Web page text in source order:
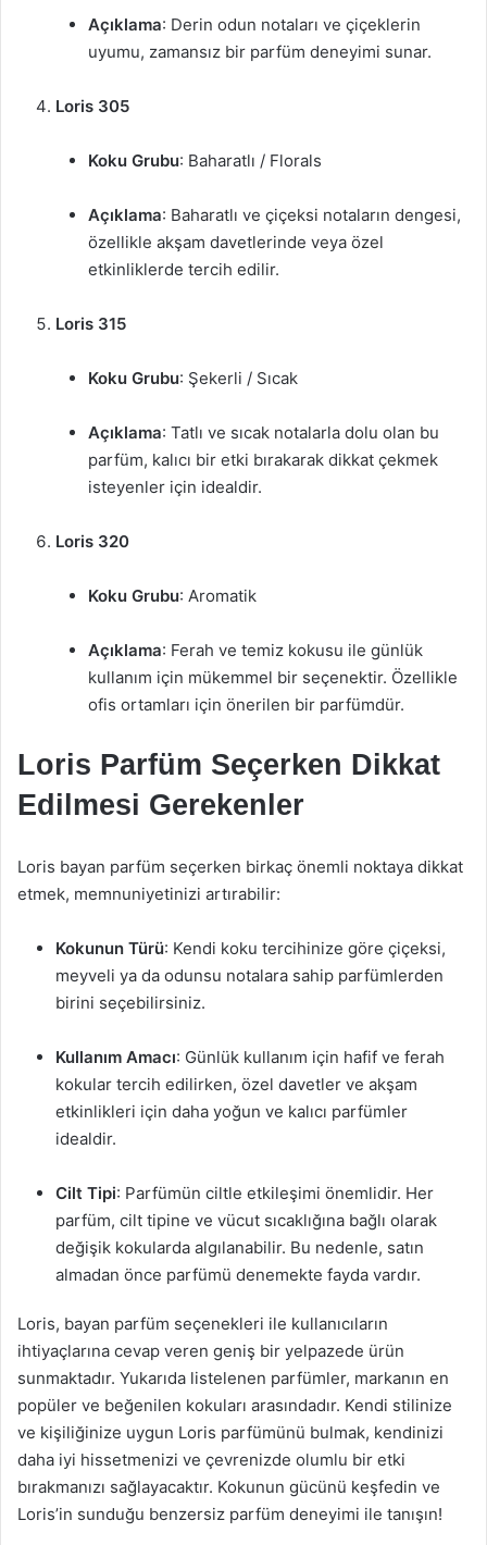
Açıklama: Derin odun notaları ve çiçeklerin
uyumu, zamansız bir parfüm deneyimi sunar.
Loris 305
Koku Grubu: Baharatlı / Florals
Açıklama: Baharatlı ve çiçeksi notaların dengesi,
özellikle akşam davetlerinde veya özel
etkinliklerde tercih edilir.
Loris 315
Koku Grubu: Şekerli / Sıcak
Açıklama: Tatlı ve sıcak notalarla dolu olan bu
parfüm, kalıcı bir etki bırakarak dikkat çekmek
isteyenler için idealdir.
Loris 320
Koku Grubu: Aromatik
Açıklama: Ferah ve temiz kokusu ile günlük
kullanım için mükemmel bir seçenektir. Özellikle
ofis ortamları için önerilen bir parfümdür.
Loris Parfüm Seçerken Dikkat
Edilmesi Gerekenler
Loris bayan parfüm seçerken birkaç önemli noktaya dikkat
etmek, memnuniyetinizi artırabilir:
Kokunun Türü: Kendi koku tercihinize göre çiçeksi,
meyveli ya da odunsu notalara sahip parfümlerden
birini seçebilirsiniz.
Kullanım Amacı: Günlük kullanım için hafif ve ferah
kokular tercih edilirken, özel davetler ve akşam
etkinlikleri için daha yoğun ve kalıcı parfümler
idealdir.
Cilt Tipi: Parfümün ciltle etkileşimi önemlidir. Her
parfüm, cilt tipine ve vücut sıcaklığına bağlı olarak
değişik kokularda algılanabilir. Bu nedenle, satın
almadan önce parfümü denemekte fayda vardır.
Loris, bayan parfüm seçenekleri ile kullanıcıların
ihtiyaçlarına cevap veren geniş bir yelpazede ürün
sunmaktadır. Yukarıda listelenen parfümler, markanın en
popüler ve beğenilen kokuları arasındadır. Kendi stilinize
ve kişiliğinize uygun Loris parfümünü bulmak, kendinizi
daha iyi hissetmenizi ve çevrenizde olumlu bir etki
bırakmanızı sağlayacaktır. Kokunun gücünü keşfedin ve
Loris’in sunduğu benzersiz parfüm deneyimi ile tanışın!